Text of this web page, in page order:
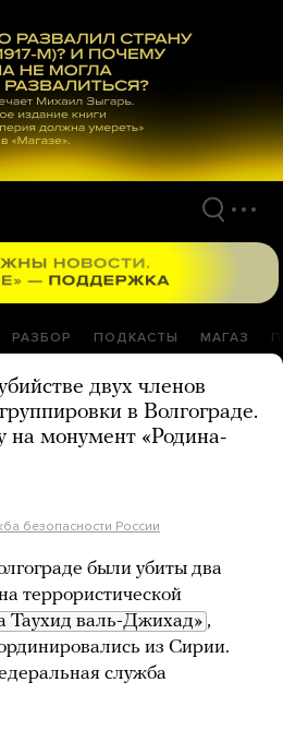
РАЗБОР ПОДКАСТЫ МАГАЗ
двух членов
в Волгограде.
на монумент «Родина-
безопасности России
были убиты два
террористической
Таухид валь-Джихад» ,
из Сирии.
служба